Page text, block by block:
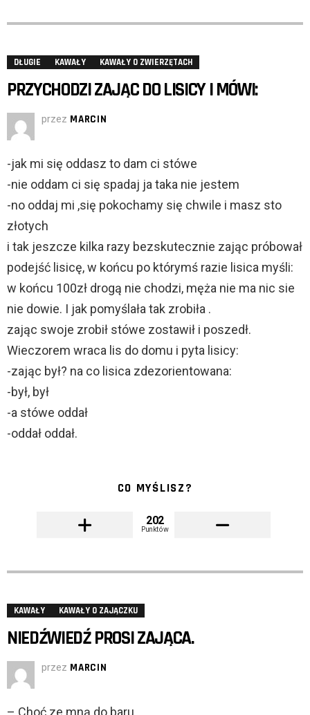
DŁUGIE KAWAŁY KAWAŁY O ZWIERZĘTACH
PRZYCHODZI ZAJĄC DO LISICY I MÓWI:
przez MARCIN
-jak mi się oddasz to dam ci stówe
-nie oddam ci się spadaj ja taka nie jestem
-no oddaj mi ,się pokochamy się chwile i masz sto
złotych
i tak jeszcze kilka razy bezskutecznie zając próbował
podejść lisicę, w końcu po którymś razie lisica myśli:
w końcu 100zł drogą nie chodzi, męża nie ma nic sie
nie dowie. I jak pomyślała tak zrobiła .
zając swoje zrobił stówe zostawił i poszedł.
Wieczorem wraca lis do domu i pyta lisicy:
-zając był? na co lisica zdezorientowana:
-był, był
-a stówe oddał
-oddał oddał.
CO MYŚLISZ?
202
Punktów
KAWAŁY KAWAŁY O ZAJĄCZKU
NIEDŹWIEDŹ PROSI ZAJĄCA.
przez MARCIN
– Choć ze mną do baru.